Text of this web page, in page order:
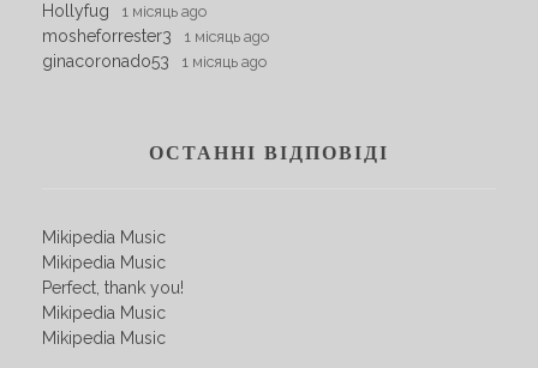
Hollyfug 1 місяць ago
mosheforrester3 1 місяць ago
ginacoronado53 1 місяць ago
ОСТАННІ ВІДПОВІДІ
Mikipedia Music
Mikipedia Music
Perfect, thank you!
Mikipedia Music
Mikipedia Music